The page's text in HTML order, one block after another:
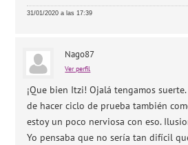
31/01/2020 a las 17:39
Nago87
Ver perfil
¡Que bien Itzi! Ojalá tengamos
de hacer ciclo de prueba también
estoy un poco nerviosa con eso.
Yo pensaba que no sería tan difícil